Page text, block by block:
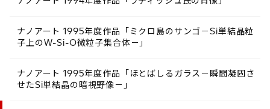
ナノアート 1995年度作品「ミクロ島のサンゴ－Si単結晶粒
子上のW-Si-O微粒子集合体－」
ナノアート 1995年度作品「ほとばしるガラス－瞬間凝固さ
せたSi単結晶の暗視野像－」